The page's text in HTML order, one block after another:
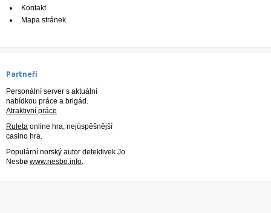
Kontakt
Mapa stránek
Partneři
Personální server s aktuální
nabídkou práce a brigád.
Atraktivní práce
Ruleta online hra, nejúspěšnější
casino hra.
Populární norský autor detektivek Jo
Nesbø www.nesbo.info.